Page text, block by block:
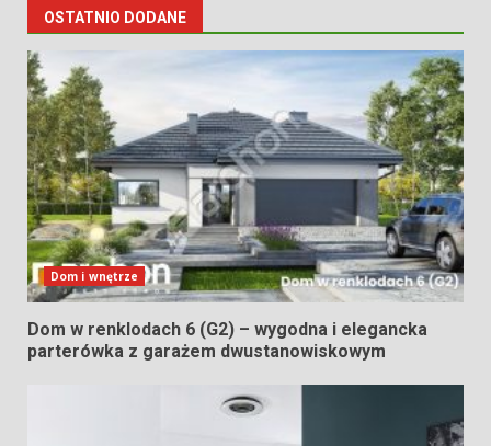
OSTATNIO DODANE
Dom i wnętrze
Dom w renklodach 6 (G2) – wygodna i elegancka
parterówka z garażem dwustanowiskowym